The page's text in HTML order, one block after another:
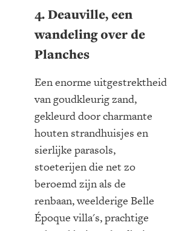
4. Deauville, een
wandeling over de
Planches
Een enorme uitgestrektheid
van goudkleurig zand,
gekleurd door charmante
houten strandhuisjes en
sierlijke parasols,
stoeterijen die net zo
beroemd zijn als de
renbaan, weelderige Belle
Époque villa's, prachtige